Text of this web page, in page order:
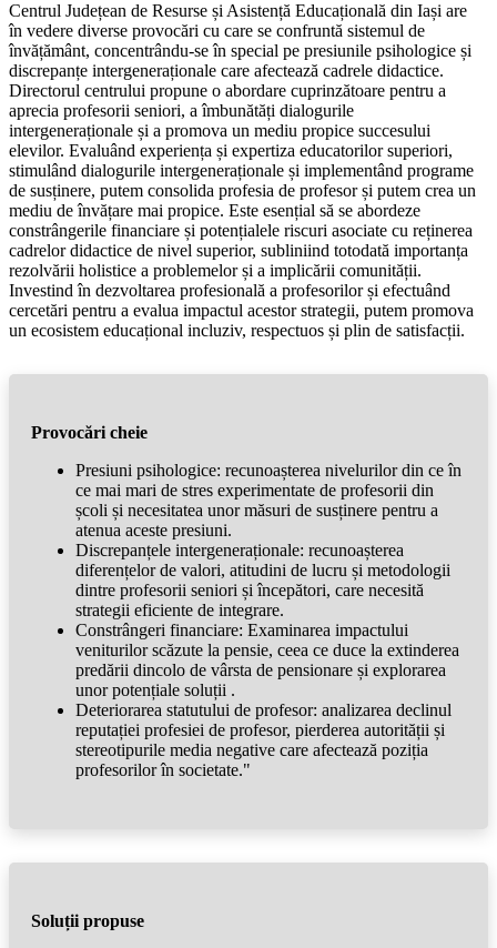
Centrul Județean de Resurse și Asistență Educațională din Iași are
în vedere diverse provocări cu care se confruntă sistemul de
învățământ, concentrându-se în special pe presiunile psihologice și
discrepanțe intergeneraționale care afectează cadrele didactice.
Directorul centrului propune o abordare cuprinzătoare pentru a
aprecia profesorii seniori, a îmbunătăți dialogurile
intergeneraționale și a promova un mediu propice succesului
elevilor. Evaluând experiența și expertiza educatorilor superiori,
stimulând dialogurile intergeneraționale și implementând programe
de susținere, putem consolida profesia de profesor și putem crea un
mediu de învățare mai propice. Este esențial să se abordeze
constrângerile financiare și potențialele riscuri asociate cu reținerea
cadrelor didactice de nivel superior, subliniind totodată importanța
rezolvării holistice a problemelor și a implicării comunității.
Investind în dezvoltarea profesională a profesorilor și efectuând
cercetări pentru a evalua impactul acestor strategii, putem promova
un ecosistem educațional incluziv, respectuos și plin de satisfacții.
Provocări cheie
Presiuni psihologice: recunoașterea nivelurilor din ce în
ce mai mari de stres experimentate de profesorii din
școli și necesitatea unor măsuri de susținere pentru a
atenua aceste presiuni.
Discrepanțele intergeneraționale: recunoașterea
diferențelor de valori, atitudini de lucru și metodologii
dintre profesorii seniori și începători, care necesită
strategii eficiente de integrare.
Constrângeri financiare: Examinarea impactului
veniturilor scăzute la pensie, ceea ce duce la extinderea
predării dincolo de vârsta de pensionare și explorarea
unor potențiale soluții .
Deteriorarea statutului de profesor: analizarea declinul
reputației profesiei de profesor, pierderea autorității și
stereotipurile media negative care afectează poziția
profesorilor în societate."
Soluții propuse